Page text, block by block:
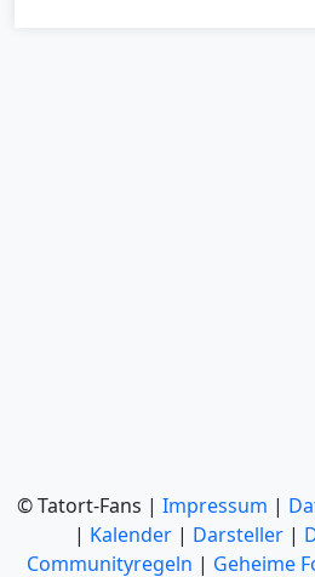
© Tatort-Fans | Impressum |
| Kalender | Darsteller |
Communityregeln | Geheime